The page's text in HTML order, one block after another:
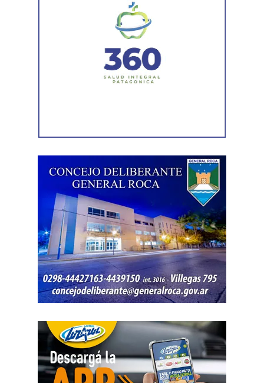
sectores más deteriorados y mejorar las condiciones de